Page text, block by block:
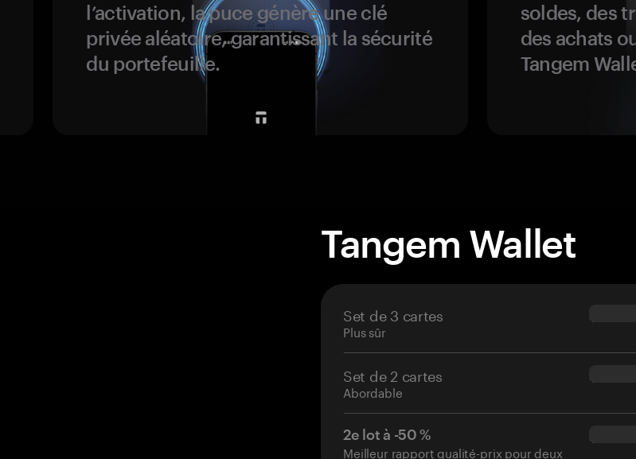
l’activation, la puce génère une clé
privée aléatoire, garantissant la sécurité
du portefeuille.
soldes, des
des achats
Tangem
Tangem Wallet
Set de 3 cartes
Plus sûr
$69.90
Set de 2 cartes
Abordable
$54.90
2e lot à -50 %
Meilleur rapport qualité-prix pour deux
$34.95